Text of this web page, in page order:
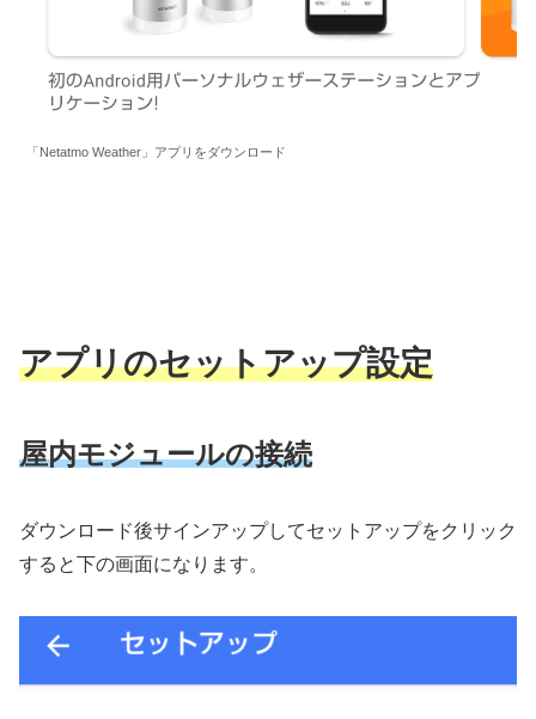
「Netatmo Weather」アプリをダウンロード
アプリのセットアップ設定
屋内モジュールの接続
ダウンロード後サインアップしてセットアップをクリック
すると下の画面になります。